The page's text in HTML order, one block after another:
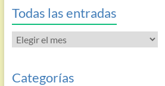
Todas las entradas
Todas
las
Categorías